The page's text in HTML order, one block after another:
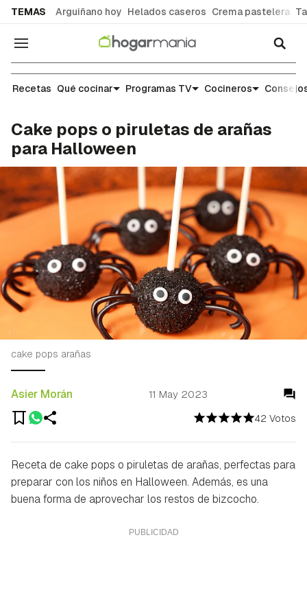
TEMAS Arguiñano hoy Helados caseros Crema pastelera
Navegación
Recetas
Recetas Qué cocinar Programas TV Cocineros
Cake pops o piruletas de arañas
para Halloween
42 Votos
Asier Morán 11 May 2023
cake pops arañas
Receta de cake pops o piruletas de arañas, perfectas para
preparar con los niños en Halloween. Además, es una
buena forma de aprovechar los restos de bizcocho.